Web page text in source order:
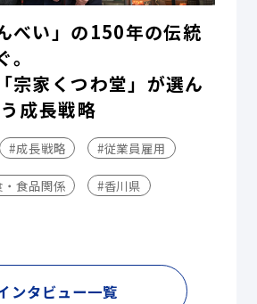
べい」の150年の伝統
宗家くつわ堂」が選ん
成長戦略
#成長戦略 #従業員雇用
食品関係 #香川県
ンタビュー一覧